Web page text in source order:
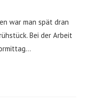
war man spät dran
Bei der Arbeit